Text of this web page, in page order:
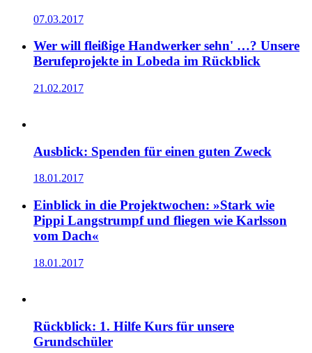
07.03.2017
Wer will fleißige Handwerker sehn' …? Unsere
Berufeprojekte in Lobeda im Rückblick
21.02.2017
Ausblick: Spenden für einen guten Zweck
18.01.2017
Einblick in die Projektwochen: »Stark wie
Pippi Langstrumpf und fliegen wie Karlsson
vom Dach«
18.01.2017
Rückblick: 1. Hilfe Kurs für unsere
Grundschüler